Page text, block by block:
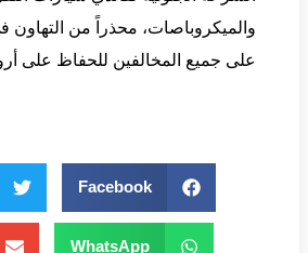
والميكروباصات، محذراً من التهاون
على جميع المخالفين للحفاظ على
Facebook
WhatsApp